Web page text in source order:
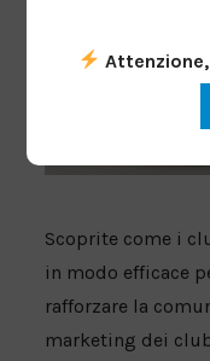
Scoprite come i
in modo efficace
rafforzare la
marketing dei